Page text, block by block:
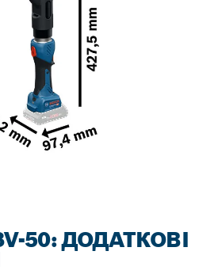
50: ДОДАТКОВІ